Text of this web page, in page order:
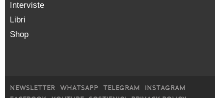
Interviste
Libri
Shop
NEWSLETTER WHATSAPP TELEGRAM
INSTAGRAM